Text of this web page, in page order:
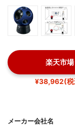
楽天市場
¥38,962(税
メーカー会社名